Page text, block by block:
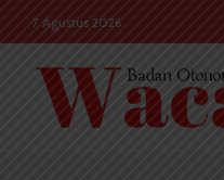
7 Agustus 2026